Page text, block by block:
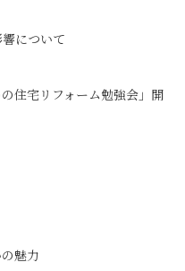
について
住宅リフォーム勉強会」開
魅力